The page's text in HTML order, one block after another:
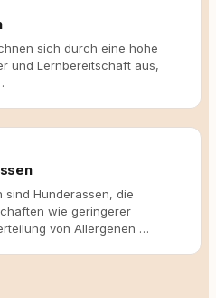
sich durch eine hohe
und Lernbereitschaft aus,
sind Hunderassen, die
wie geringerer
von Allergenen …